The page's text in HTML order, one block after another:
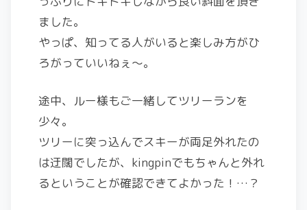
ました。
やっぱ、知ってる人がいると楽しみ方がひ
ろがっていいねぇ〜。
途中、ルー様もご一緒してツリーランを
少々。
ツリーに突っ込んでスキーが両足外れたの
は迂闊でしたが、kingpinでもちゃんと外れ
るということが確認できてよかった！…？